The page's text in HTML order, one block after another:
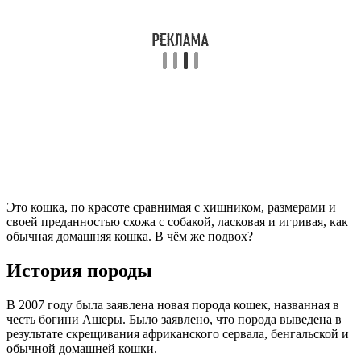
Это кошка, по красоте сравнимая с хищником, размерами и
своей преданностью схожа с собакой, ласковая и игривая, как
обычная домашняя кошка. В чём же подвох?
История породы
В 2007 году была заявлена новая порода кошек, названная в
честь богини Ашеры. Было заявлено, что порода выведена в
результате скрещивания африканского сервала, бенгальской и
обычной домашней кошки.